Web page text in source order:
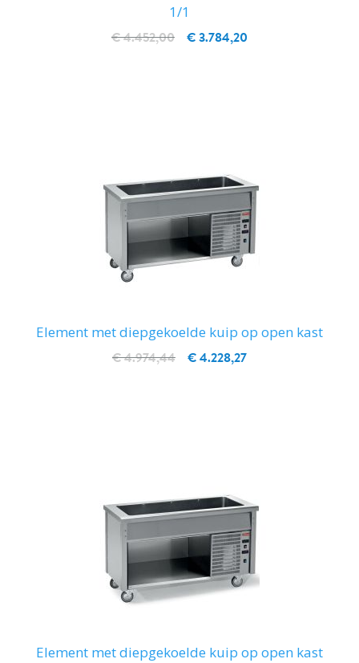
1/1
€ 3.784,20
€ 4.452,00
Element met diepgekoelde kuip op open kast
€ 4.228,27
€ 4.974,44
Element met diepgekoelde kuip op open kast